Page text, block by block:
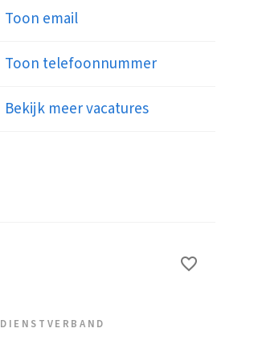
Toon email
Toon telefoonnummer
Bekijk meer vacatures
DIENSTVERBAND